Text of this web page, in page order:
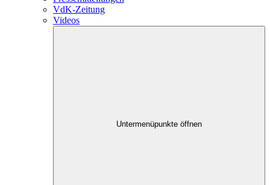
VdK-Zeitung
Videos
Untermenüpunkte öffnen